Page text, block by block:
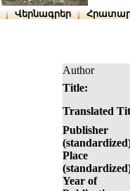
Վերնագրեր
Author
Title:
Translated
Publisher
Place
Year of